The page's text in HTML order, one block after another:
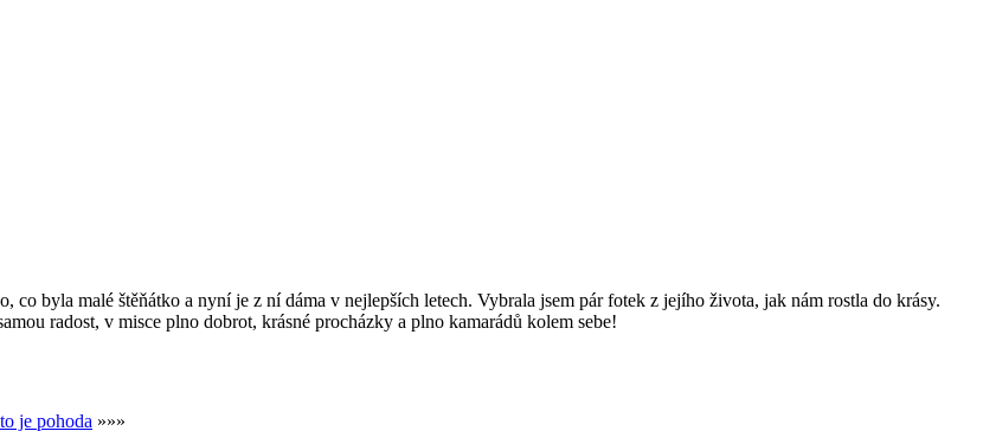
co byla malé štěňátko a nyní je z ní dáma v nejlepších letech. Vybrala jsem pár fotek z jejího života, jak nám rostla do krásy.
radost, v misce plno dobrot, krásné procházky a plno kamarádů kolem sebe!
je pohoda »»»